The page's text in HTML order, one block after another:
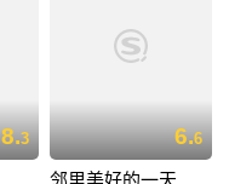
8.3 6.6